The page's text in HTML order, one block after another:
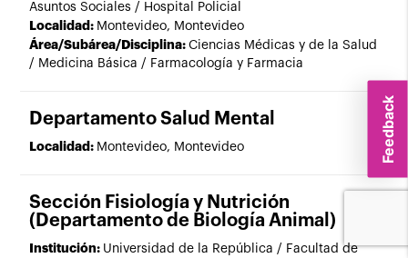
Asuntos Sociales / Hospital Policial
Localidad: Montevideo, Montevideo
Área/Subárea/Disciplina:Ciencias Médicas y de la Salud
/ Medicina Básica / Farmacología y Farmacia
Departamento Salud Mental
Localidad: Montevideo, Montevideo
Sección Fisiología y Nutrición
(Departamento de Biología Animal)
Institución: Universidad de la República / Facultad de
Feedback